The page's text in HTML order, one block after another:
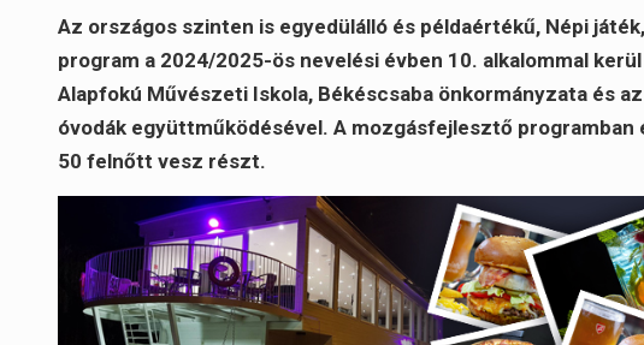
Az országos szinten is egyedülálló és példaértékű, Népi
program a 2024/2025-ös nevelési évben 10. alkalommal
Alapfokú Művészeti Iskola, Békéscsaba önkormányzata és
óvodák együttműködésével. A mozgásfejlesztő
50 felnőtt vesz részt.